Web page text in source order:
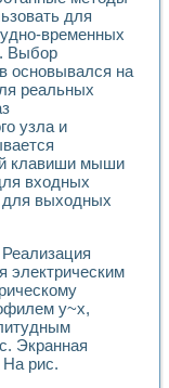
тока
ИИС на базе
для
временных
Выбор
основывался на
реальных
узла и
клавиши мыши
входных
для выходных
электрическим
у~х,
Экранная
На рис.